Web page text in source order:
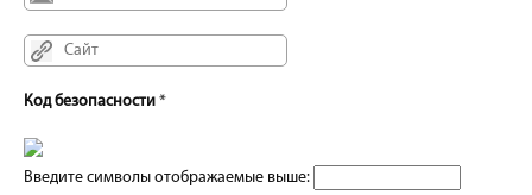
Код безопасности *
Введите символы отображаемые выше: